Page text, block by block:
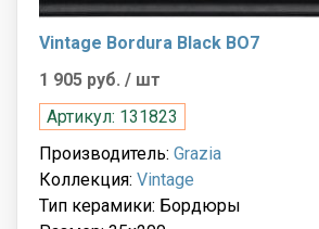
Vintage Bordura Black BO7
1 905 руб. / шт
Артикул: 131823
Производитель: Grazia
Коллекция: Vintage
Тип керамики: Бордюры